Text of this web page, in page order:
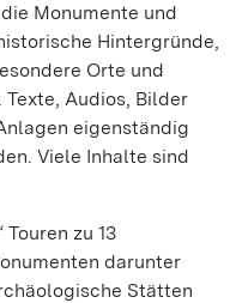
Monumente und
Hintergründe,
Orte und
Audios, Bilder
eigenständig
Viele Inhalte sind
zu 13
darunter
Stätten